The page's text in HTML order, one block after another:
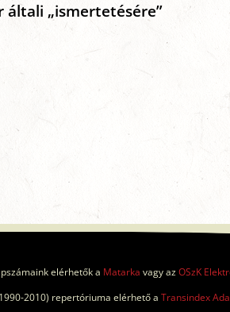
általi „ismertetésére”
elérhetők a Matarka vagy azOSzK
2010) repertóriuma elérhető a Transindex